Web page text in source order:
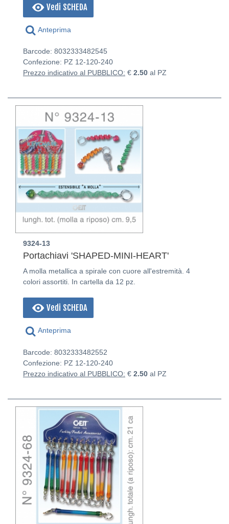
Vedi SCHEDA
Anteprima
Barcode: 8032333482545
Confezione: PZ 12-120-240
Prezzo indicativo al PUBBLICO: € 2.50 al PZ
9324-13
Portachiavi 'SHAPED-MINI-HEART'
A molla metallica a spirale con cuore all'estremità. 4
colori assortiti. In cartella da 12 pz.
Vedi SCHEDA
Anteprima
Barcode: 8032333482552
Confezione: PZ 12-120-240
Prezzo indicativo al PUBBLICO: € 2.50 al PZ